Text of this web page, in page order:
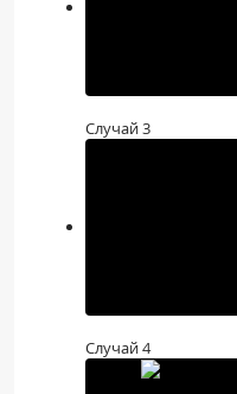
Случай 3
Случай 4